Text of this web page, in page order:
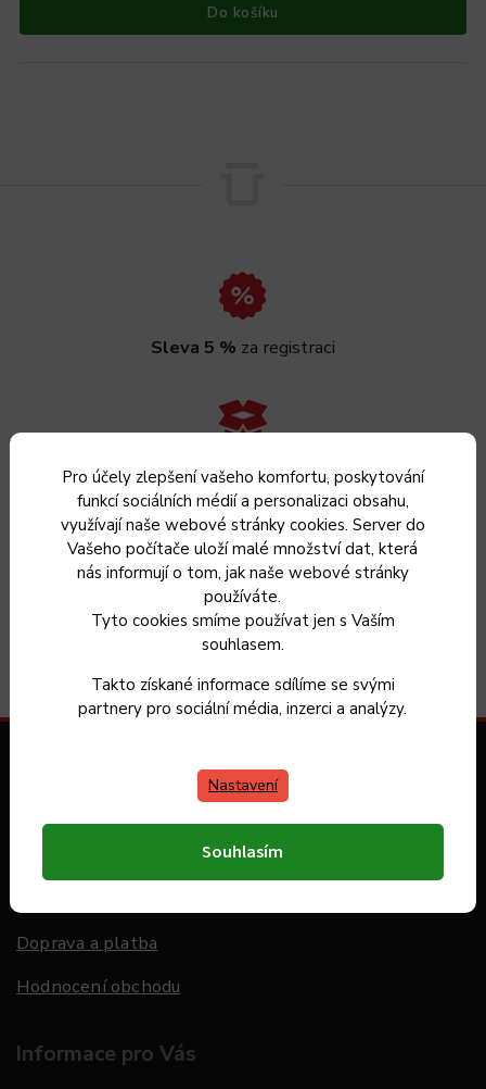
Pro účely zlepšení vašeho komfortu, poskytování
funkcí sociálních médií a personalizaci obsahu,
využívají naše webové stránky cookies. Server do
Vašeho počítače uloží malé množství dat, která
nás informují o tom, jak naše webové stránky
používáte.
Tyto cookies smíme používat jen s Vaším
souhlasem.
Takto získané informace sdílíme se svými
partnery pro sociální média, inzerci a analýzy.
Nastavení
Souhlasím
Do košíku
Sleva 5 % za registraci
Vrácení zboží do 30 dnů
Máme 20 let zkušeností s výrobou nádobí a vybíráme
Vás jen ověřené produkty
Doprava a platba
Hodnocení obchodu
Informace pro Vás